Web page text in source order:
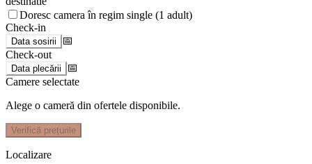
Doresc camera în regim single (1 adult)
Check-in
Data sosirii
📅
Check-out
Data plecării
📅
Camere selectate
Alege o cameră din ofertele disponibile.
Verifică prețurile
Localizare